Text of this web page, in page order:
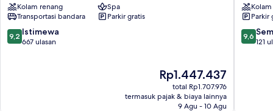
Edapally
Kolam renang
Spa
Transportasi bandara
Parkir gratis
9.2
dari
9,2 Istimewa
667 ulasan
Harga
sekarang
Rp1.447.437
Rp1.447.437
total Rp1.707.976
termasuk pajak & biaya lainnya
9 Agu - 10 Agu
Airport,
Kerala
Aluva
Parkir
9.6
dari
9,6
121